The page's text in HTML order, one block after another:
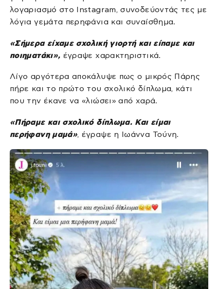
λογαριασμό στο Instagram, συνοδεύοντάς τες με
λόγια γεμάτα περηφάνια και συναίσθημα.
«Σήμερα είχαμε σχολική γιορτή και είπαμε και
ποιηματάκι», έγραψε χαρακτηριστικά.
Λίγο αργότερα αποκάλυψε πως ο μικρός Πάρης
πήρε και το πρώτο του σχολικό δίπλωμα, κάτι
που την έκανε να «λιώσει» από χαρά.
«Πήραμε και σχολικό δίπλωμα. Και είμαι
περήφανη μαμά», έγραψε η Ιωάννα Τούνη.